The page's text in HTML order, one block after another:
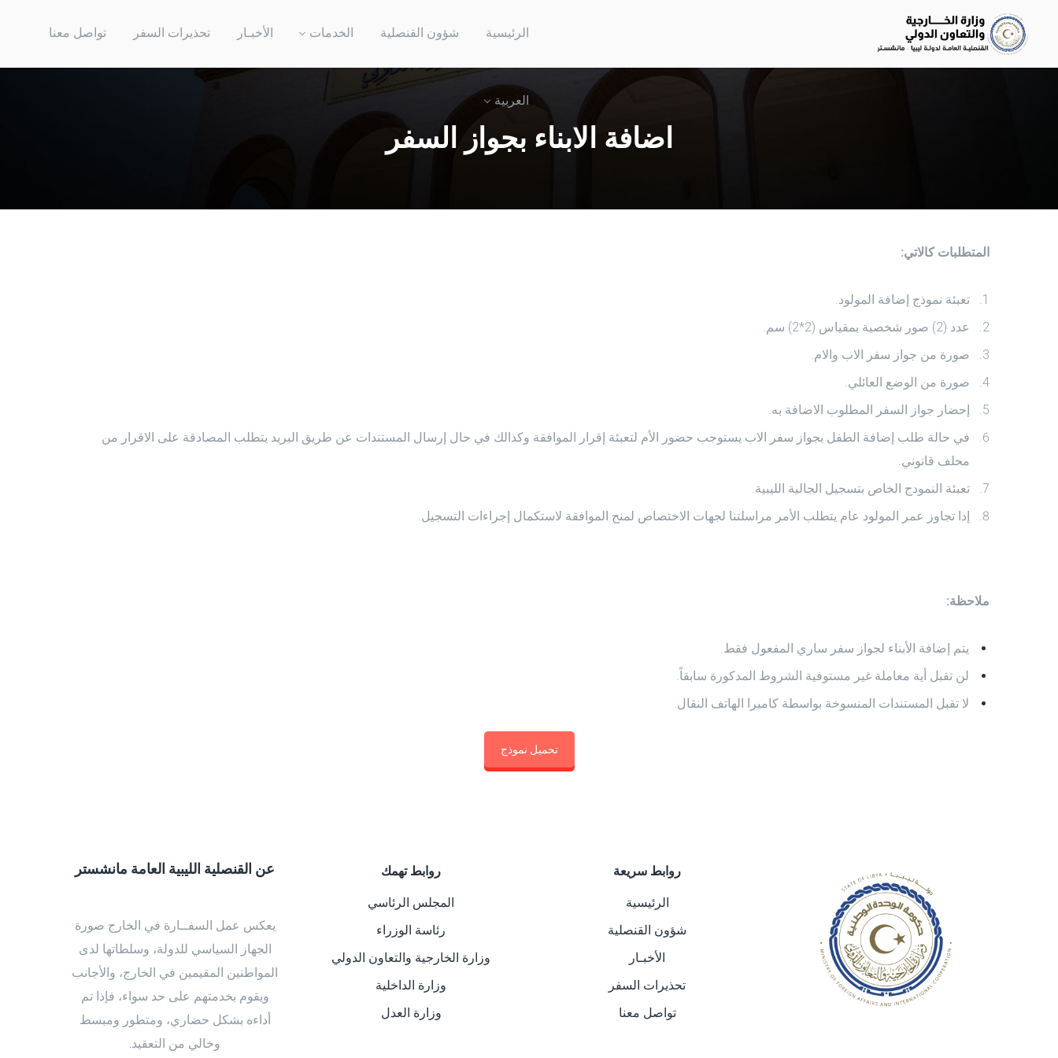
الرئيسية شؤون القنصلية الخدمات الأخبـار تحذيرات السفر تواصل معنا
العربية
العربية
اضافة الابناء بجواز السفر
المتطلبات كالاتي:
تعبئة نموذج إضافة المولود.
عدد (2) صور شخصية بمقياس (2*2) سم.
صورة من جواز سفر الاب والام.
صورة من الوضع العائلي.
إحضار جواز السفر المطلوب الاضافة به.
في حالة طلب إضافة الطفل بجواز سفر الاب يستوجب حضور الأم لتعبئة إقرار الموافقة وكذالك في حال إرسال المستندات عن طريق البريد يتطلب المصادقة على الاقرار من
محلف قانوني.
تعبئة النمودج الخاص بتسجيل الجالية الليبية.
إدا تجاوز عمر المولود عام يتطلب الأمر مراسلتنا لجهات الاختصاص لمنح الموافقة لاستكمال إجراءات التسجيل.
ملاحظة:
يتم إضافة الأبناء لجواز سفر ساري المفعول فقط.
لن تقبل أية معاملة غير مستوفية الشروط المدكورة سابقاً.
لا تقبل المستندات المنسوخة بواسطة كاميرا الهاتف النقال.
تحميل نموذج
روابط سريعة
الرئيسية
شؤون القنصلية
الأخبـار
تحذيرات السفر
تواصل معنا
روابط تهمك
المجلس الرئاسي
رئاسة الوزراء
وزارة الخارجية والتعاون الدولي
وزارة الداخلية
وزارة العدل
عن القنصلية الليبية العامة مانشستر
يعكس عمل السفــارة في الخارج صورة
الجهاز السياسي للدولة، وسلطاتها لدى
المواطنين المقيمين في الخارج، والأجانب
ويقوم بخدمتهم على حد سواء، فإذا تم
أداءه بشكل حضاري، ومتطور ومبسط
وخالي من التعقيد.